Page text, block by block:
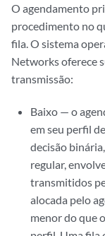
O agendamento
procedimento no
fila. O sistema
Networks oferece
transmissão:
Baixo — o
em seu perfil
decisão
regular,
transmitidos
alocada pelo
menor do que